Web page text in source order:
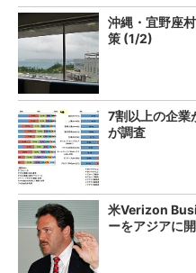
沖縄・宜野座
策 (1/2)
7割以上の企
が調査
米Verizon
ーをアジアに